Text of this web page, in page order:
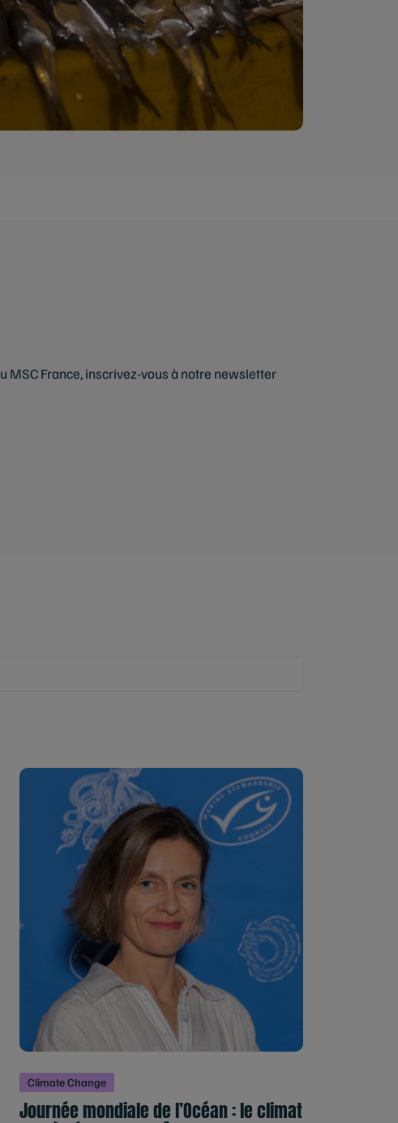
MSC France, inscrivez-vous à notre newsletter
Climate Change
Journée mondiale de l’Océan : le climat